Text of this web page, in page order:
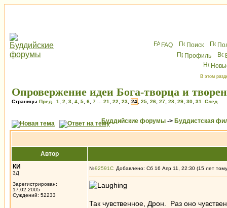
FAQ Поиск
Профиль
В этом
Опровержение идеи Бога-творца и
Страницы Пред. 1 2 3 4 5 6 7 21 22 23 24 25 26 27 28 29 30 31 След.
Буддийские форумы -> Буддистская
Автор
КИ
3Д
Зарегистрирован:
17.02.2005
Суждений: 52233
№92591 Добавлено: Сб 16 Апр 11, 22:30 (15 лет
Так чувственное, Дрон. Раз оно